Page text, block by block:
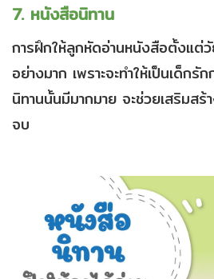
7. หนังสือนิทาน
การฝึกให้ลูกหัดอ่านหนังสือตั้งแต่วั
อย่างมาก เพราะจะทำให้เป็นเด็ก
นิทานนั้นมีมากมาย จะช่วยเสริมสร้
จบ